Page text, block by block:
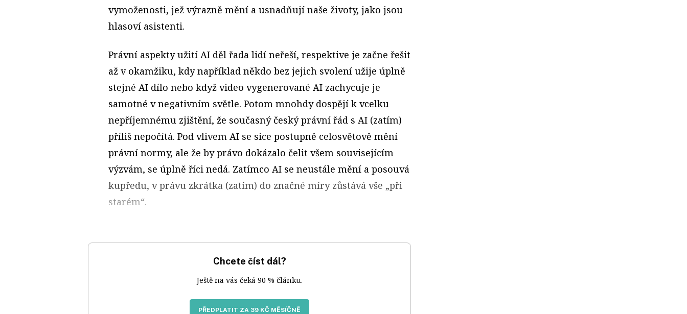
vymoženosti, jež výrazně mění a usnadňují naše životy, jako jsou
hlasoví asistenti.
Právní aspekty užití AI děl řada lidí neřeší, respektive je začne řešit
až v okamžiku, kdy například někdo bez jejich svolení užije úplně
stejné AI dílo nebo když video vygenerované AI zachycuje je
samotné v negativním světle. Potom mnohdy dospějí k vcelku
nepříjemnému zjištění, že současný český právní řád s AI (zatím)
příliš nepočítá. Pod vlivem AI se sice postupně celosvětově mění
právní normy, ale že by právo dokázalo čelit všem souvisejícím
výzvám, se úplně říci nedá. Zatímco AI se neustále mění a posouvá
kupředu, v právu zkrátka (zatím) do značné míry zůstává vše „při
starém“.
Chcete číst dál?
Ještě na vás čeká 90 % článku.
PŘEDPLATIT ZA 39 KČ MĚSÍČNĚ